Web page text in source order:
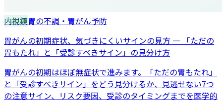
内視鏡胃の不調・胃がん予防
胃がんの初期症状、気づきにくいサインの見方 — 「ただの
胃もたれ」と「受診すべきサイン」の見分け方
胃がんの初期はほぼ無症状で進みます。「ただの胃もたれ」
と「受診すべきサイン」をどう見分けるか、見逃せない7つ
の注意サイン、リスク要因、受診のタイミングまでを医学的